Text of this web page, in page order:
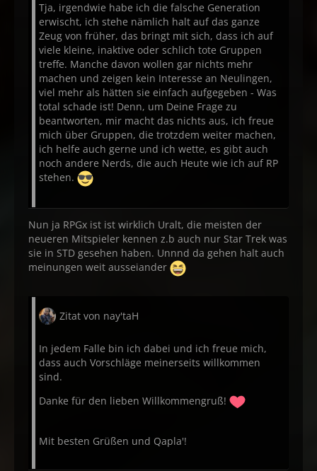
Tja, irgendwie habe ich die falsche Generation
erwischt, ich stehe nämlich halt auf das ganze
Zeug von früher, das bringt mit sich, dass ich auf
viele kleine, inaktive oder schlich tote Gruppen
treffe. Manche davon wollen gar nichts mehr
machen und zeigen kein Interesse an Neulingen,
viel mehr als hätten sie einfach aufgegeben - Was
total schade ist! Denn, um Deine Frage zu
beantworten, mir macht das nichts aus, ich freue
mich über Gruppen, die trotzdem weiter machen,
ich helfe auch gerne und ich wette, es gibt auch
noch andere Nerds, die auch Heute wie ich auf RP
stehen.
Nun ja RPGx ist ist wirklich Uralt, die meisten der
neueren Mitspieler kennen z.b auch nur Star Trek was
sie in STD gesehen haben. Unnnd da gehen halt auch
meinungen weit ausseiander
Zitat von nay'taH
In jedem Falle bin ich dabei und ich freue mich,
dass auch Vorschläge meinerseits willkommen
sind.
Danke für den lieben Willkommengruß!
Mit besten Grüßen und Qapla'!